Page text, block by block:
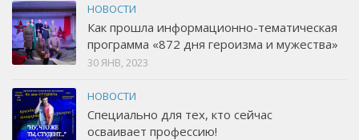
НОВОСТИ
Как прошла информационно-тематическая
программа «872 дня героизма и мужества»
30 ЯНВ, 2023
НОВОСТИ
Специально для тех, кто сейчас
осваивает профессию!